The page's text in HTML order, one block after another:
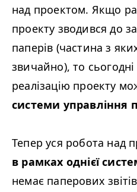
над проектом. Якщо
проекту зводився до
паперів (частина з
звичайно), то
реалізацію проекту
системи управління
Тепер уся робота над
в рамках однієї
немає паперових